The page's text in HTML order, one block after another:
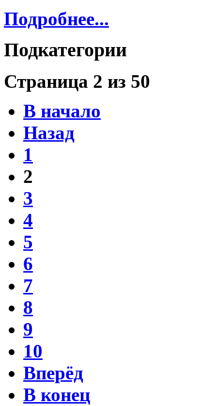
Подробнее...
Подкатегории
Страница 2 из 50
В начало
Назад
1
2
3
4
5
6
7
8
9
10
Вперёд
В конец